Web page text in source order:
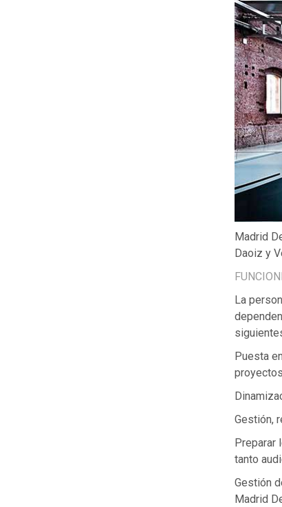
Madrid
Daoiz y
La
Puesta
Gestión,
Preparar
tanto
Gestión
Madrid